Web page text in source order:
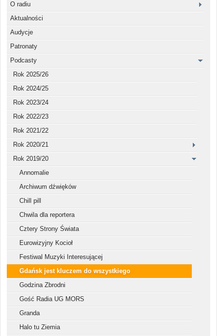
O radiu
Aktualności
Audycje
Patronaty
Podcasty
Rok 2025/26
Rok 2024/25
Rok 2023/24
Rok 2022/23
Rok 2021/22
Rok 2020/21
Rok 2019/20
Annomalie
Archiwum dźwięków
Chill pill
Chwila dla reportera
Cztery Strony Świata
Eurowizyjny Kocioł
Festiwal Muzyki Interesującej
Gdańsk jest kluczem do wszystkiego
Godzina Zbrodni
Gość Radia UG MORS
Granda
Halo tu Ziemia